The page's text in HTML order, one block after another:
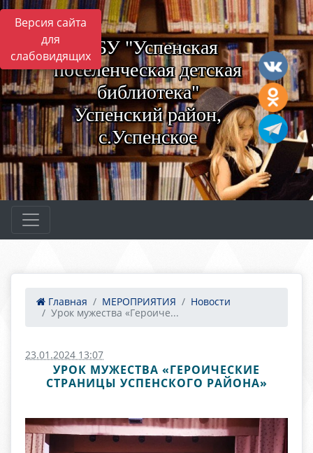
Версия сайта
для
слабовидящихМБУ "Успенская
поселенческая детская
библиотека"
Успенский район,
с.Успенское
Главная МЕРОПРИЯТИЯ
Новости
Урок мужества «Героиче...
23.01.2024 13:07
УРОК МУЖЕСТВА «ГЕРОИЧЕСКИЕ
СТРАНИЦЫ УСПЕНСКОГО РАЙОНА»